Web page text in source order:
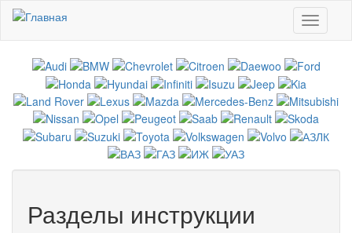
Перейти к основному содержанию
Toggle
Разделы инструкции